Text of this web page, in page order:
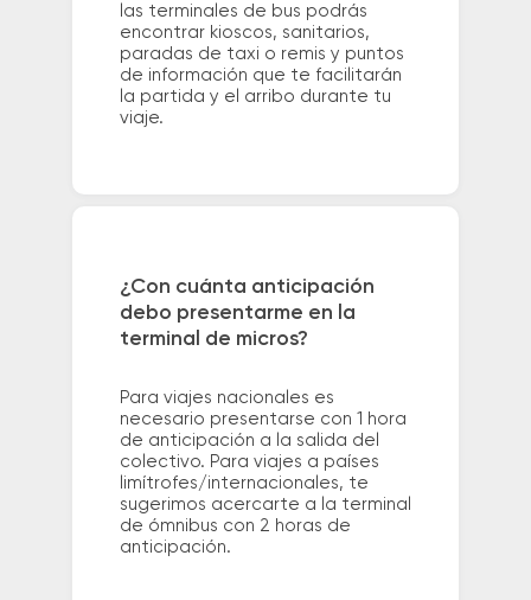
las terminales de bus podrás
encontrar kioscos, sanitarios,
paradas de taxi o remis y puntos
de información que te facilitarán
la partida y el arribo durante tu
viaje.
¿Con cuánta anticipación
debo presentarme en la
terminal de micros?
Para viajes nacionales es
necesario presentarse con 1 hora
de anticipación a la salida del
colectivo. Para viajes a países
limítrofes/internacionales, te
sugerimos acercarte a la terminal
de ómnibus con 2 horas de
anticipación.